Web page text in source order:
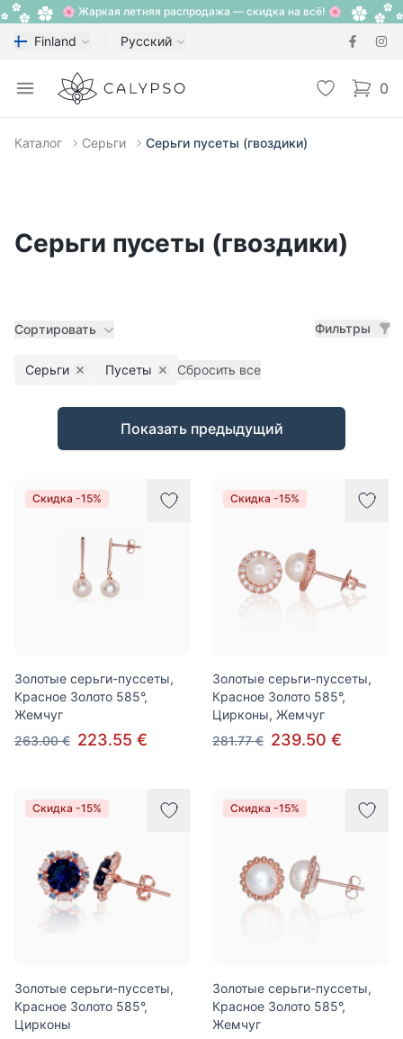
🌸 Жаркая летняя распродажа — скидка на всё! 🌸
Finland Русский
Open menu
Calypso Избранное
0
items
Каталог Серьги Серьги пусеты (гвоздики)
Серьги пусеты (гвоздики)
Сортировать Фильтры
Серьги Remove filter
Пусеты Remove filter
Сбросить все
Товары
Показать предыдущий
Скидка -15%
Золотые серьги-пуссеты,
Красное Золото 585°,
Жемчуг
263.00 € 223.55 €
Скидка -15%
Золотые серьги-пуссеты,
Красное Золото 585°,
Цирконы, Жемчуг
281.77 € 239.50 €
Скидка -15%
Золотые серьги-пуссеты,
Красное Золото 585°,
Цирконы
Скидка -15%
Золотые серьги-пуссеты,
Красное Золото 585°,
Жемчуг